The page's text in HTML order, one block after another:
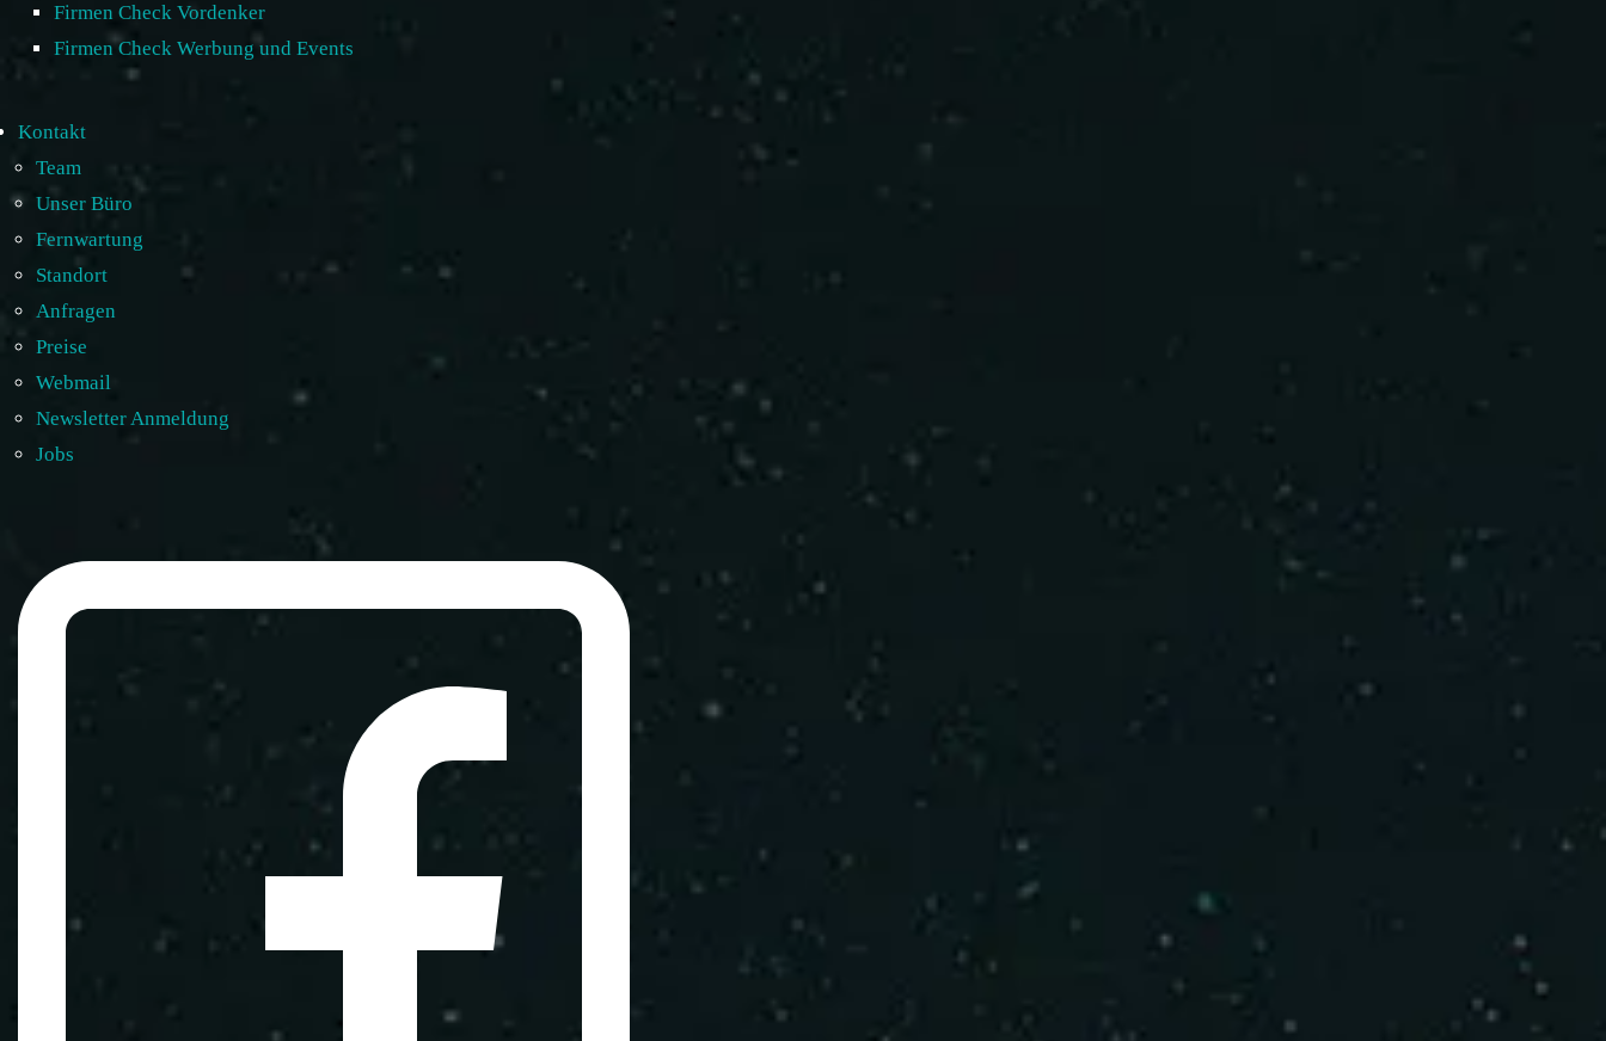
Firmen Check Vordenker
Firmen Check Werbung und Events
Kontakt
Team
Unser Büro
Fernwartung
Standort
Anfragen
Preise
Webmail
Newsletter Anmeldung
Jobs